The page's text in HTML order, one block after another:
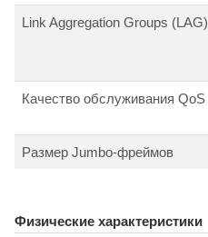
Link Aggregation Groups (LAG)
Качество обслуживания QoS
Размер Jumbo-фреймов
Физические характеристики